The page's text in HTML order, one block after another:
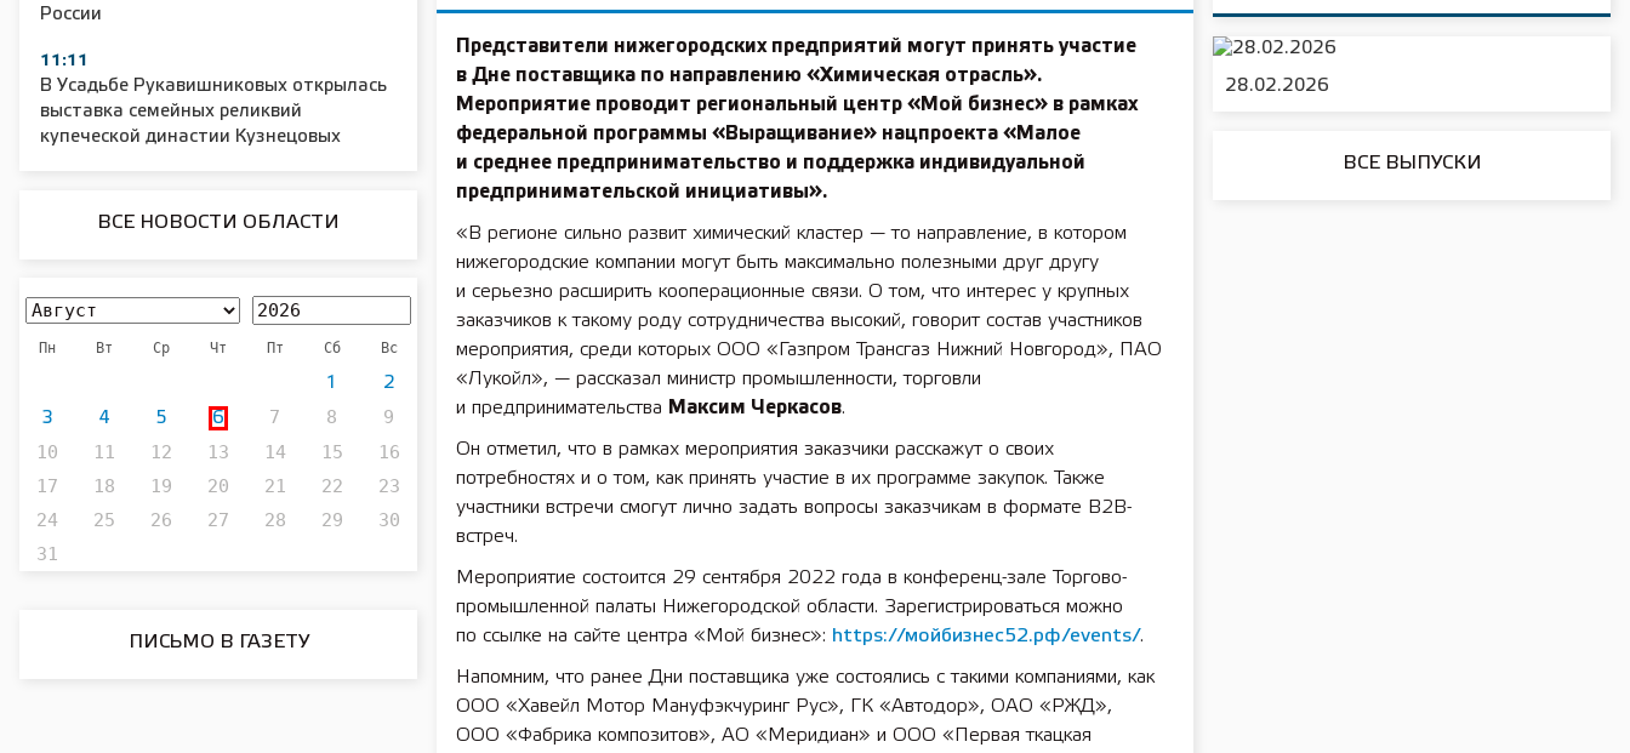
России
11:11
В Усадьбе Рукавишниковых открылась
выставка семейных реликвий
купеческой династии Кузнецовых
ВСЕ НОВОСТИ ОБЛАСТИ
Пн Вт Ср Чт Пт Сб Вс
1 2
3 4 5 6 7 8
9
10
11 12 13 14 15
16
17
18 19 20 21 22
23
24
25 26 27 28 29
30
31
ПИСЬМО В ГАЗЕТУ
Представители нижегородских предприятий могут принять участие
в Дне поставщика по направлению «Химическая отрасль».
Мероприятие проводит региональный центр «Мой бизнес» в рамках
федеральной программы «Выращивание» нацпроекта «Малое
и среднее предпринимательство и поддержка индивидуальной
предпринимательской инициативы».
«В регионе сильно развит химический кластер — то направление, в котором
нижегородские компании могут быть максимально полезными друг другу
и серьезно расширить кооперационные связи. О том, что интерес у крупных
заказчиков к такому роду сотрудничества высокий, говорит состав участников
мероприятия, среди которых ООО «Газпром Трансгаз Нижний Новгород», ПАО
«Лукойл», — рассказал министр промышленности, торговли
и предпринимательства Максим Черкасов.
Он отметил, что в рамках мероприятия заказчики расскажут о своих
потребностях и о том, как принять участие в их программе закупок. Также
участники встречи смогут лично задать вопросы заказчикам в формате B2B-
встреч.
Мероприятие состоится 29 сентября 2022 года в конференц-зале Торгово-
промышленной палаты Нижегородской области. Зарегистрироваться можно
по ссылке на сайте центра «Мой бизнес»: https://мойбизнес52.рф/events/.
Напомним, что ранее Дни поставщика уже состоялись с такими компаниями, как
ООО «Хавейл Мотор Мануфэкчуринг Рус», ГК «Автодор», ОАО «РЖД»,
ООО «Фабрика композитов», АО «Меридиан» и ООО «Первая ткацкая
28.02.2026
ВСЕ ВЫПУСКИ